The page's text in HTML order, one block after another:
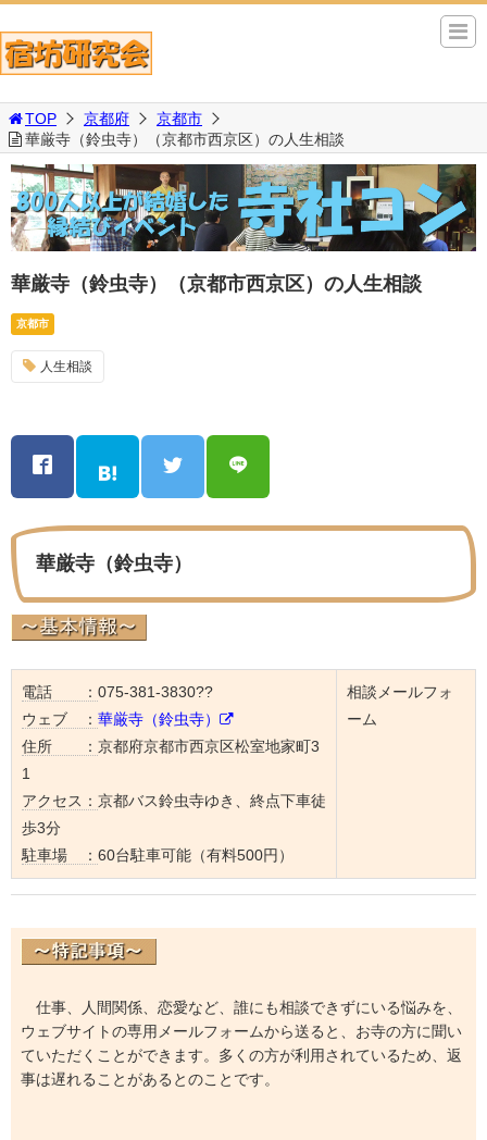
TOP 京都府
京都市
華厳寺（鈴虫寺）（京都市西京区）の人生相談
華厳寺（鈴虫寺）（京都市西京区）の人生相談
京都市
人生相談
華厳寺（鈴虫寺）
電話 ： 075-381-3830??
ウェブ ： 華厳寺（鈴虫寺）
住所 ： 京都府京都市西京区松室地家町3
1
アクセス： 京都バス鈴虫寺ゆき、終点下車徒
歩3分
駐車場 ： 60台駐車可能（有料500円）
相談メールフォ
ーム
仕事、人間関係、恋愛など、誰にも相談できずにいる悩みを、
ウェブサイトの専用メールフォームから送ると、お寺の方に聞い
ていただくことができます。多くの方が利用されているため、返
事は遅れることがあるとのことです。